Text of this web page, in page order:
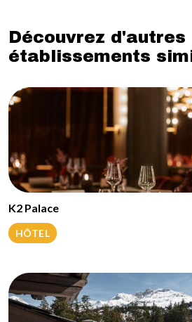
Découvrez d'autres
établissements
K2 Palace
HÔTEL